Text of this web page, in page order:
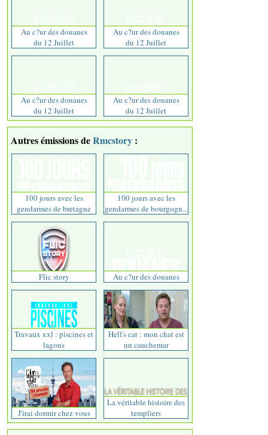
Au c?ur des douanes
du 12 Juillet
Au c?ur des douanes
du 12 Juillet
Au c?ur des douanes
du 12 Juillet
Au c?ur des douanes
du 12 Juillet
Autres émissions deRmcstory :
100 jours avec les
gendarmes de bretagne
100 jours avec les
gendarmes de bourgogn...
Flic story Au c?ur des douanes
Travaux xxl : piscines et
lagons
Hell's cat : mon chat est
un cauchemar
J'irai dormir chez vous
La véritable histoire des
templiers